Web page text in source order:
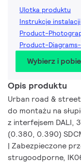
Ulotka produktu
Instrukcje instalacji
Product-
Product-
Wybierz i
Opis produktu
Urban road &
do montażu na
z interfejsem DALI,
(0.380, 0.390)
| Zabezpieczone
strugoodporne,